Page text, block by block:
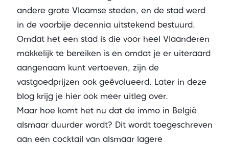
andere grote Vlaamse steden, en de stad werd
in de voorbije decennia uitstekend bestuurd.
Omdat het een stad is die voor heel Vlaanderen
makkelijk te bereiken is en omdat je er uiteraard
aangenaam kunt vertoeven, zijn de
vastgoedprijzen ook geëvolueerd. Later in deze
blog krijg je hier ook meer uitleg over.
Maar hoe komt het nu dat de immo in België
alsmaar duurder wordt? Dit wordt toegeschreven
aan een cocktail van alsmaar lagere